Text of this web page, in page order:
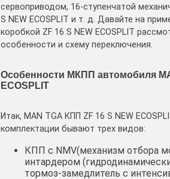
сервоприводом, 16-ступенчатой
S NEW ECOSPLIT и т. д. Давайте на
коробкой ZF 16 S NEW ECOSPLIT
особенности и схему переключения.
Особенности МКПП автомобиля
ECOSPLIT
Итак, MAN TGA КПП ZF 16 S NEW
комплектации бывают трех видов:
КПП с NMV(механизм отбора
интардером
тормоз-замедлитель с